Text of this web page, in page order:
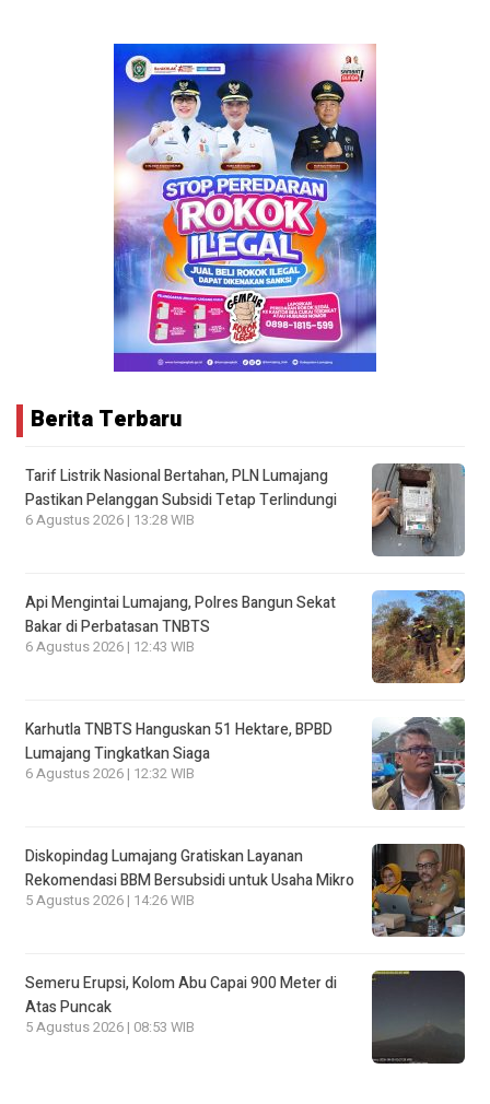
Berita Terbaru
Tarif Listrik Nasional Bertahan, PLN Lumajang
Pastikan Pelanggan Subsidi Tetap Terlindungi
6 Agustus 2026 | 13:28 WIB
Api Mengintai Lumajang, Polres Bangun Sekat
Bakar di Perbatasan TNBTS
6 Agustus 2026 | 12:43 WIB
Karhutla TNBTS Hanguskan 51 Hektare, BPBD
Lumajang Tingkatkan Siaga
6 Agustus 2026 | 12:32 WIB
Diskopindag Lumajang Gratiskan Layanan
Rekomendasi BBM Bersubsidi untuk Usaha Mikro
5 Agustus 2026 | 14:26 WIB
Semeru Erupsi, Kolom Abu Capai 900 Meter di
Atas Puncak
5 Agustus 2026 | 08:53 WIB